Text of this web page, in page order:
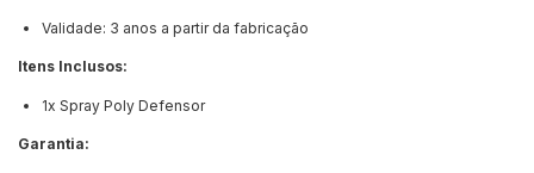
Validade: 3 anos a partir da fabricação
Itens Inclusos:
1x Spray Poly Defensor
Garantia: